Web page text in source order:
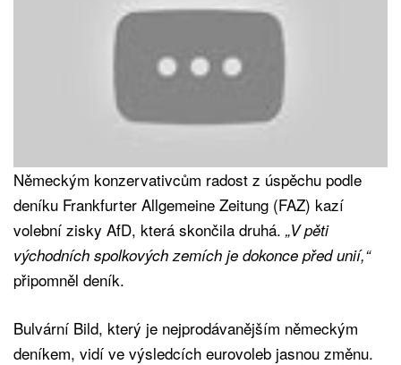
Německým konzervativcům radost z úspěchu podle
deníku Frankfurter Allgemeine Zeitung (FAZ) kazí
volební zisky AfD, která skončila druhá. „V pěti
východních spolkových zemích je dokonce před unií,“
připomněl deník.
Bulvární Bild, který je nejprodávanějším německým
deníkem, vidí ve výsledcích eurovoleb jasnou změnu.